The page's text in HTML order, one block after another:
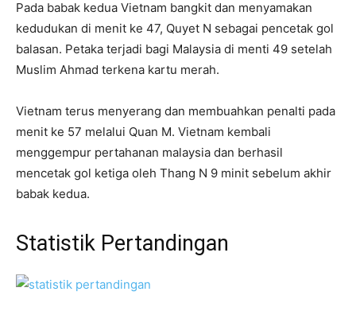
Pada babak kedua Vietnam bangkit dan menyamakan
kedudukan di menit ke 47, Quyet N sebagai pencetak gol
balasan. Petaka terjadi bagi Malaysia di menti 49 setelah
Muslim Ahmad terkena kartu merah.
Vietnam terus menyerang dan membuahkan penalti pada
menit ke 57 melalui Quan M. Vietnam kembali
menggempur pertahanan malaysia dan berhasil
mencetak gol ketiga oleh Thang N 9 minit sebelum akhir
babak kedua.
Statistik Pertandingan